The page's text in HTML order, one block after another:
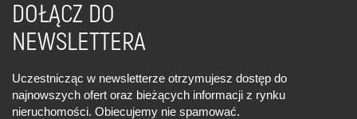
DOŁĄCZ DO
NEWSLETTERA
Uczestnicząc w newsletterze otrzymujesz dostęp do
najnowszych ofert oraz bieżących informacji z rynku
nieruchomości. Obiecujemy nie spamować.